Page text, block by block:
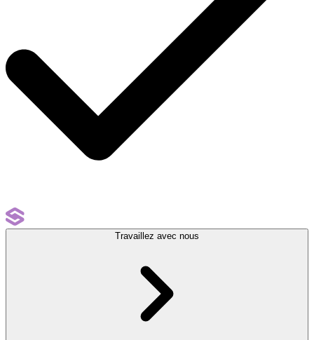
Travaillez avec nous